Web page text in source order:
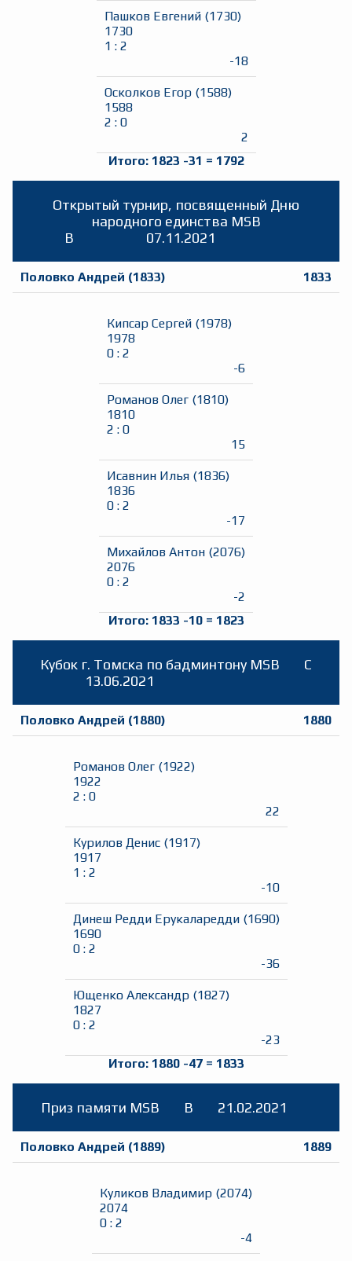
Пашков Евгений (1730)
1730
1 : 2
-18
Осколков Егор (1588)
1588
2 : 0
2
Итого: 1823 -31 = 1792
Открытый турнир, посвященный Дню
народного единства MSB
B
07.11.2021
Половко Андрей (1833) 1833
Кипсар Сергей (1978)
1978
0 : 2
-6
Романов Олег (1810)
1810
2 : 0
15
Исавнин Илья (1836)
1836
0 : 2
-17
Михайлов Антон (2076)
2076
0 : 2
-2
Итого: 1833 -10= 1823
Кубок г. Томска по бадминтону MSB
C
13.06.2021
Половко Андрей (1880) 1880
Романов Олег (1922)
1922
2 : 0
22
Курилов Денис (1917)
1917
1 : 2
-10
Динеш Редди Ерукаларедди (1690)
1690
0: 2
-36
Ющенко Александр (1827)
1827
0: 2
-23
Итого: 1880 -47= 1833
Приз памяти MSB B 21.02.2021
Половко Андрей (1889) 1889
Куликов Владимир (2074)
2074
0 : 2
-4